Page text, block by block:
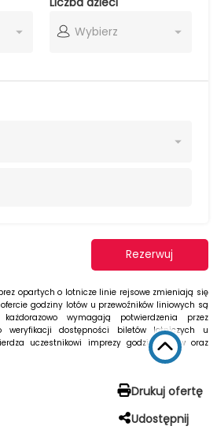
Wybierz
Rezerwuj
opartych o lotnicze linie rejsowe zmieniają się
godziny lotów u przewoźników liniowych są
wymagają potwierdzenia przez
weryfikacji dostępności biletów lotniczych u
uczestnikowi imprezy godziny lotów oraz
Drukuj ofertę
Udostępnij